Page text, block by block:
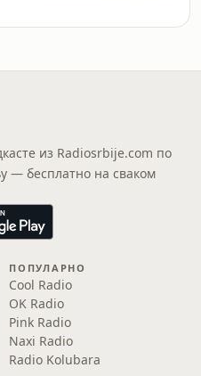
из Radiosrbije.com по
— бесплатно на сваком
ПОПУЛАРНО
Cool Radio
OK Radio
Pink Radio
Naxi Radio
Radio Kolubara